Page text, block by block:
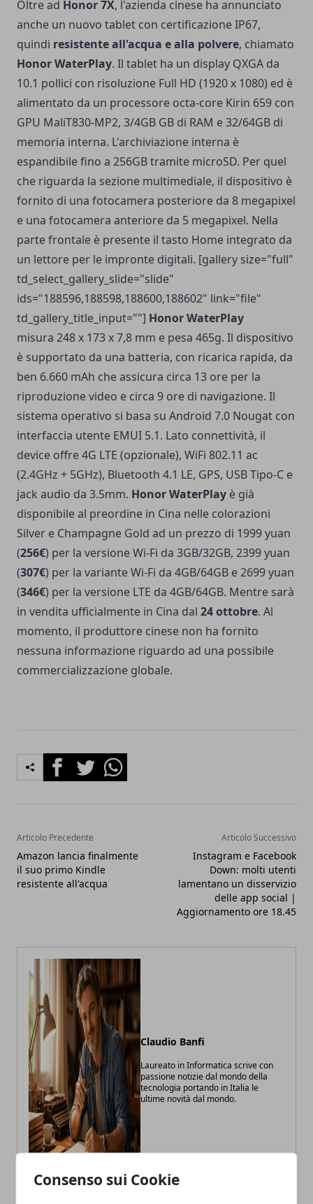
Consenso sui Cookie
Oltre ad Honor 7X, l'azienda cinese ha annunciato
anche un nuovo tablet con certificazione IP67,
quindi resistente all'acqua e alla polvere, chiamato
Honor WaterPlay. Il tablet ha un display QXGA da
10.1 pollici con risoluzione Full HD (1920 x 1080) ed è
alimentato da un processore octa-core Kirin 659 con
GPU MaliT830-MP2, 3/4GB GB di RAM e 32/64GB di
memoria interna. L'archiviazione interna è
espandibile fino a 256GB tramite microSD. Per quel
che riguarda la sezione multimediale, il dispositivo è
fornito di una fotocamera posteriore da 8 megapixel
e una fotocamera anteriore da 5 megapixel. Nella
parte frontale è presente il tasto Home integrato da
un lettore per le impronte digitali. [gallery size="full"
td_select_gallery_slide="slide"
ids="188596,188598,188600,188602" link="file"
td_gallery_title_input=""] Honor WaterPlay
misura 248 x 173 x 7,8 mm e pesa 465g. Il dispositivo
è supportato da una batteria, con ricarica rapida, da
ben 6.660 mAh che assicura circa 13 ore per la
riproduzione video e circa 9 ore di navigazione. Il
sistema operativo si basa su Android 7.0 Nougat con
interfaccia utente EMUI 5.1. Lato connettività, il
device offre 4G LTE (opzionale), WiFi 802.11 ac
(2.4GHz + 5GHz), Bluetooth 4.1 LE, GPS, USB Tipo-C e
jack audio da 3.5mm. Honor WaterPlay è già
disponibile al preordine in Cina nelle colorazioni
Silver e Champagne Gold ad un prezzo di 1999 yuan
(256€) per la versione Wi-Fi da 3GB/32GB, 2399 yuan
(307€) per la variante Wi-Fi da 4GB/64GB e 2699 yuan
(346€) per la versione LTE da 4GB/64GB. Mentre sarà
in vendita ufficialmente in Cina dal 24 ottobre. Al
momento, il produttore cinese non ha fornito
nessuna informazione riguardo ad una possibile
commercializzazione globale.
FacebookTwitterWhatsapp
Articolo Precedente
Amazon lancia finalmente
il suo primo Kindle
resistente all'acqua
Articolo Successivo
Instagram e Facebook
Down: molti utenti
lamentano un disservizio
delle app social |
Aggiornamento ore 18.45
Claudio Banfi
Laureato in Informatica scrive con
passione notizie dal mondo della
tecnologia portando in Italia le
ultime novità dal mondo.